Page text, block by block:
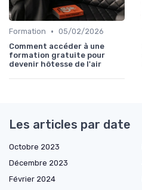
Formation • 05/02/2026
Comment accéder à une
formation gratuite pour
devenir hôtesse de l'air
Les articles par date
Octobre 2023
Décembre 2023
Février 2024